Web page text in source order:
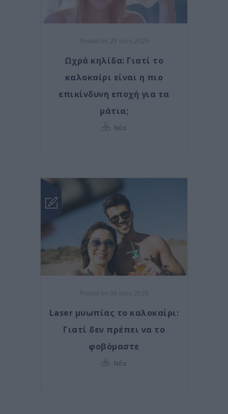
Posted on 29 Ιούν 2026
Ωχρά κηλίδα: Γιατί το
καλοκαίρι είναι η πιο
επικίνδυνη εποχή για τα
μάτια;
Νέα
Posted on 09 Ιούν 2026
Laser μυωπίας το καλοκαίρι:
Γιατί δεν πρέπει να το
φοβόμαστε
Νέα